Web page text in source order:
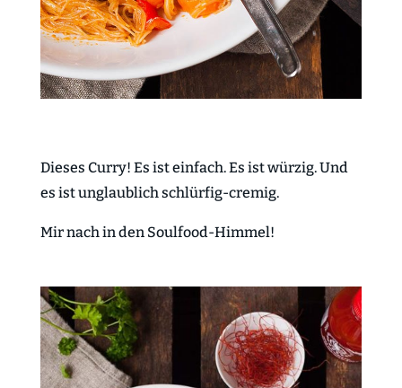
Dieses Curry! Es ist einfach. Es ist würzig. Und
es ist unglaublich schlürfig-cremig.
Mir nach in den Soulfood-Himmel!